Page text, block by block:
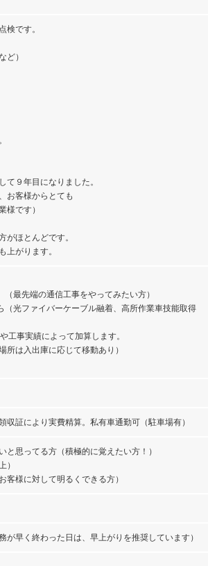
検です。
ど）
て９年目になりました。
お客様からとても
様です）
がほとんどです。
上がります。
先端の通信工事をやってみたい方）
ファイバーケーブル融着、高所作業車技能取得
事実績によって加算します。
所は入出庫に応じて移動あり）
収証により実費精算。私有車通勤可（駐車場有）
と思ってる方（積極的に覚えたい方！）
）
客様に対して明るくできる方）
が早く終わった日は、早上がりを推奨しています）